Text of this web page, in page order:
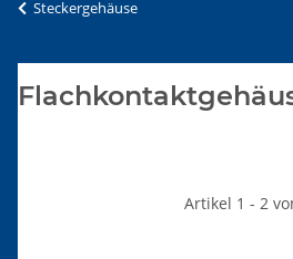
Steckergehäuse
Artikel 1 - 2